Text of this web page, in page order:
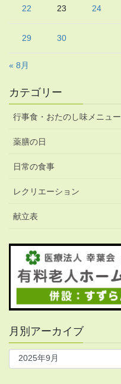
22 23 24
29 30
« 8月
カテゴリー
行事食・おたのし味メニュー
薬膳の日
日常の食事
レクリエーション
献立表
月別アーカイブ